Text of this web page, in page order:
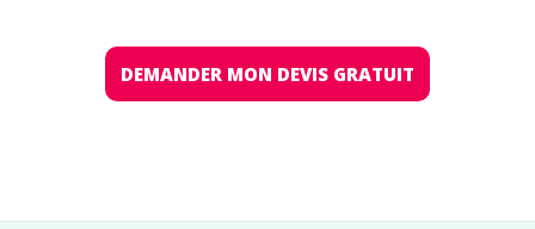
DEMANDER MON DEVIS GRATUIT